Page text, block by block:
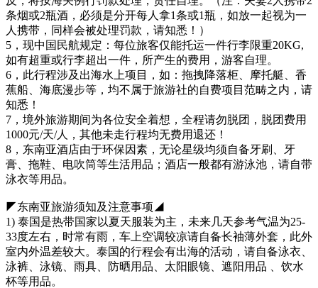
条烟或2瓶酒，必须是分开每人拿1条或1瓶，如放一起视为一
人携带，同样会被处理罚款，请知悉！）
5，现中国民航规定：每位旅客仅能托运一件行李限重20KG,
如有超重或行李超出一件，所产生的费用，游客自理。
6，此行程涉及出海水上项目，如：拖拽降落柜、摩托艇、香
蕉船、海底漫步等，均不属于旅游社的自费项目范畴之内，请
知悉！
7，境外旅游期间为各位安全着想，全程请勿脱团，脱团费用
1000元/天/人，其他未走行程均无费用退还！
8，东南亚酒店由于环保因素，无论星级均须自备牙刷、牙
膏、拖鞋、电吹筒等生活用品；酒店一般都有游泳池，请自带
泳衣等用品。
◤东南亚旅游须知及注意事项◢
1) 泰国是热带国家以夏天服装为主，未来几天参考气温为25-
33度左右，时常有雨，车上空调较凉请自备长袖薄外套，此外
室内外温差较大。泰国的行程会有出海的活动，请自备泳衣、
泳裤、泳镜、雨具、防晒用品、太阳眼镜、遮阳用品 、饮水
杯等用品。